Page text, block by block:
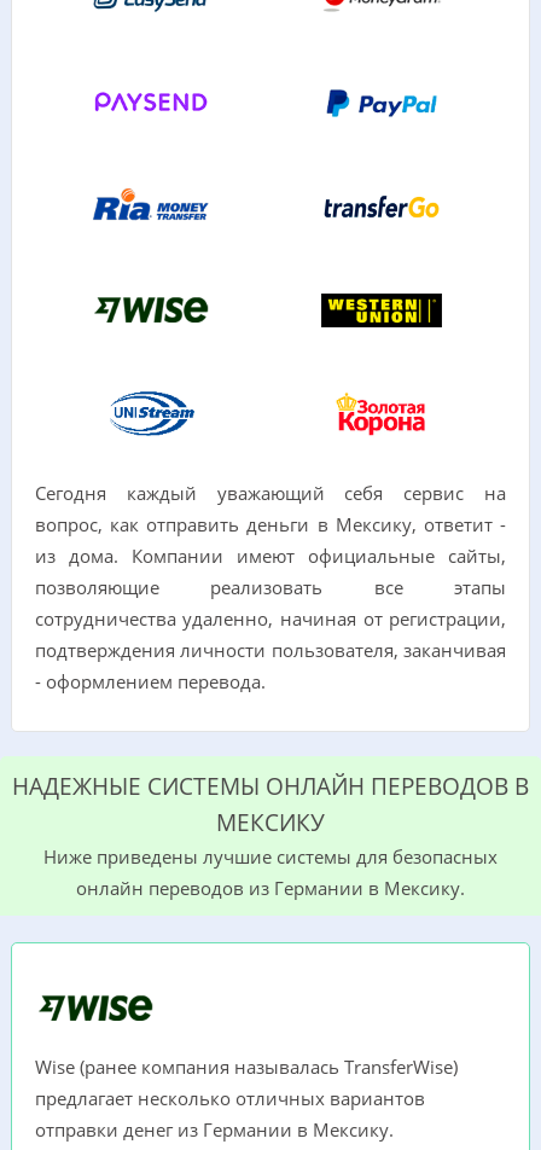
Сегодня каждый уважающий себя сервис на
вопрос, как отправить деньги в Мексику, ответит -
из дома. Компании имеют официальные сайты,
позволяющие реализовать все этапы
сотрудничества удаленно, начиная от регистрации,
подтверждения личности пользователя, заканчивая
- оформлением перевода.
НАДЕЖНЫЕ СИСТЕМЫ ОНЛАЙН ПЕРЕВОДОВ В
МЕКСИКУ
Ниже приведены лучшие сиcтемы для безопасных
онлайн переводов из Германии в Мексику.
Wise (ранее компания называлась TransferWise)
предлагает несколько отличных вариантов
отправки денег из Германии в Мексику.